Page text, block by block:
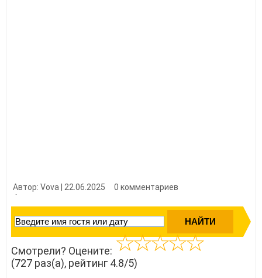
Автор: Vova | 22.06.2025
0 комментариев
Смотрели? Оцените:
(727 раз(а), рейтинг 4.8/5)